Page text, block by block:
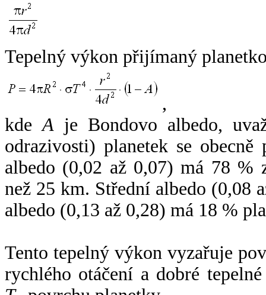
Tepelný výkon přijímaný
,
kdeA je Bondovo albedo,
odrazivosti) planetek se
albedo (0,02 až 0,07) má 78 %
než 25 km. Střední albedo (0,08
albedo (0,13 až 0,28) má 18 %
Tento tepelný výkon vyzařuje
rychlého otáčení a dobré